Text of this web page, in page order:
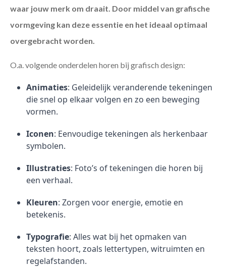
waar jouw merk om draait. Door middel van grafische
vormgeving kan deze essentie en het ideaal optimaal
overgebracht worden.
O.a. volgende onderdelen horen bij grafisch design:
Animaties: Geleidelijk veranderende tekeningen
die snel op elkaar volgen en zo een beweging
vormen.
Iconen: Eenvoudige tekeningen als herkenbaar
symbolen.
Illustraties: Foto’s of tekeningen die horen bij
een verhaal.
Kleuren: Zorgen voor energie, emotie en
betekenis.
Typografie: Alles wat bij het opmaken van
teksten hoort, zoals lettertypen, witruimten en
regelafstanden.